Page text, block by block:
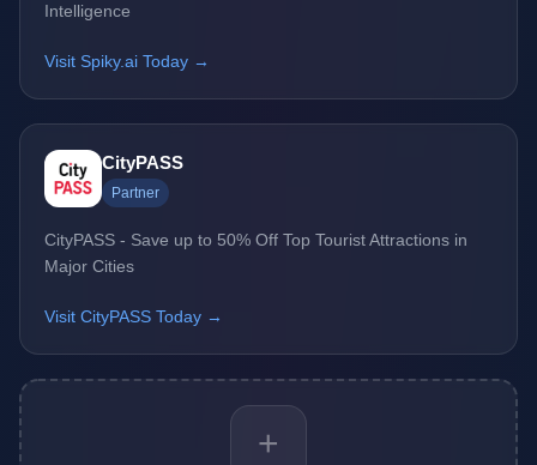
Intelligence
Visit Spiky.ai Today →
CityPASS
Partner
CityPASS - Save up to 50% Off Top Tourist Attractions in
Major Cities
Visit CityPASS Today →
+